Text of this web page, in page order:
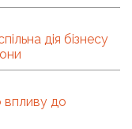
дія бізнесу
впливу до